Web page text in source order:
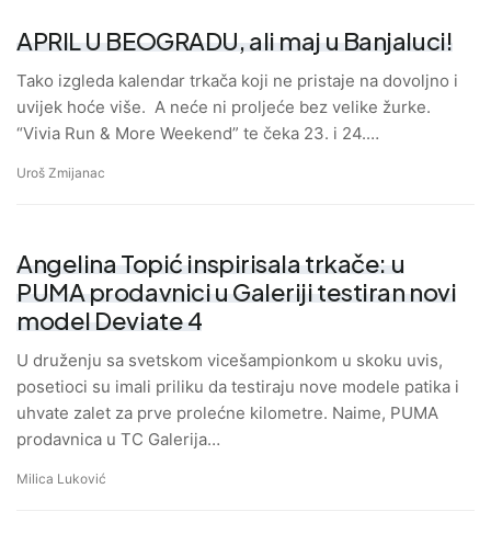
APRIL U BEOGRADU, ali maj u Banjaluci!
Tako izgleda kalendar trkača koji ne pristaje na dovoljno i
uvijek hoće više. A neće ni proljeće bez velike žurke.
“Vivia Run & More Weekend” te čeka 23. i 24.…
Uroš Zmijanac
Angelina Topić inspirisala trkače: u
PUMA prodavnici u Galeriji testiran novi
model Deviate 4
U druženju sa svetskom vicešampionkom u skoku uvis,
posetioci su imali priliku da testiraju nove modele patika i
uhvate zalet za prve prolećne kilometre. Naime, PUMA
prodavnica u TC Galerija…
Milica Luković